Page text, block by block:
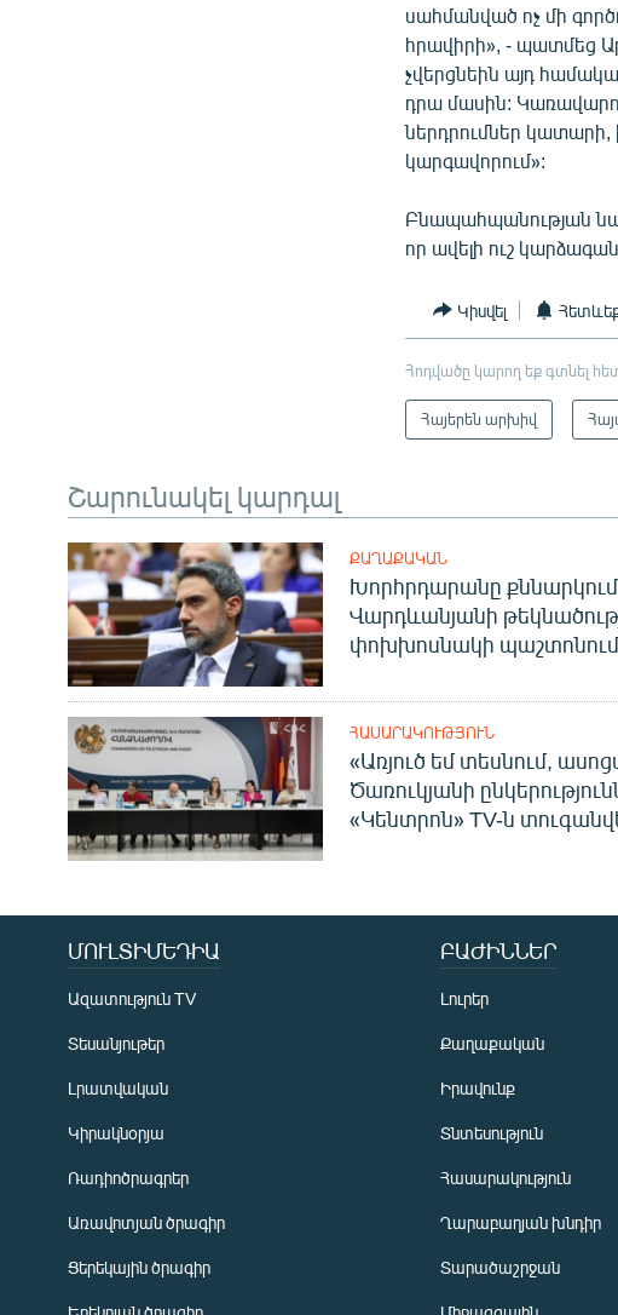
սահմանված ոչ մի
հրավիրի», - պատմեց
չվերցնեին այդ
դրա մասին:
ներդրումներ կատարի,
կարգավորում»:
Բնապահպանության
որ ավելի ուշ
Կիսվել
Հոդվածը կարող եք գտնել
Հայերեն արխիվ
Շարունակել կարդալ
ՔԱՂԱՔԱԿԱՆ
Խորհրդարանը
Վարդևանյանի
փոխխոսնակի պաշտոնում
ՀԱՍԱՐԱԿՈՒԹՅՈՒՆ
«Առյուծ եմ տեսնում,
Ծառուկյանի
«Կենտրոն» TV-ն
ՄՈՒԼՏԻՄԵԴԻԱ
Ազատություն TV
Տեսանյութեր
Լրատվական
Կիրակնօրյա
Ռադիոծրագրեր
Առավոտյան ծրագիր
Ցերեկային ծրագիր
ԲԱԺԻՆՆԵՐ
Լուրեր
Քաղաքական
Իրավունք
Տնտեսություն
Հասարակություն
Ղարաբաղյան խնդիր
Տարածաշրջան